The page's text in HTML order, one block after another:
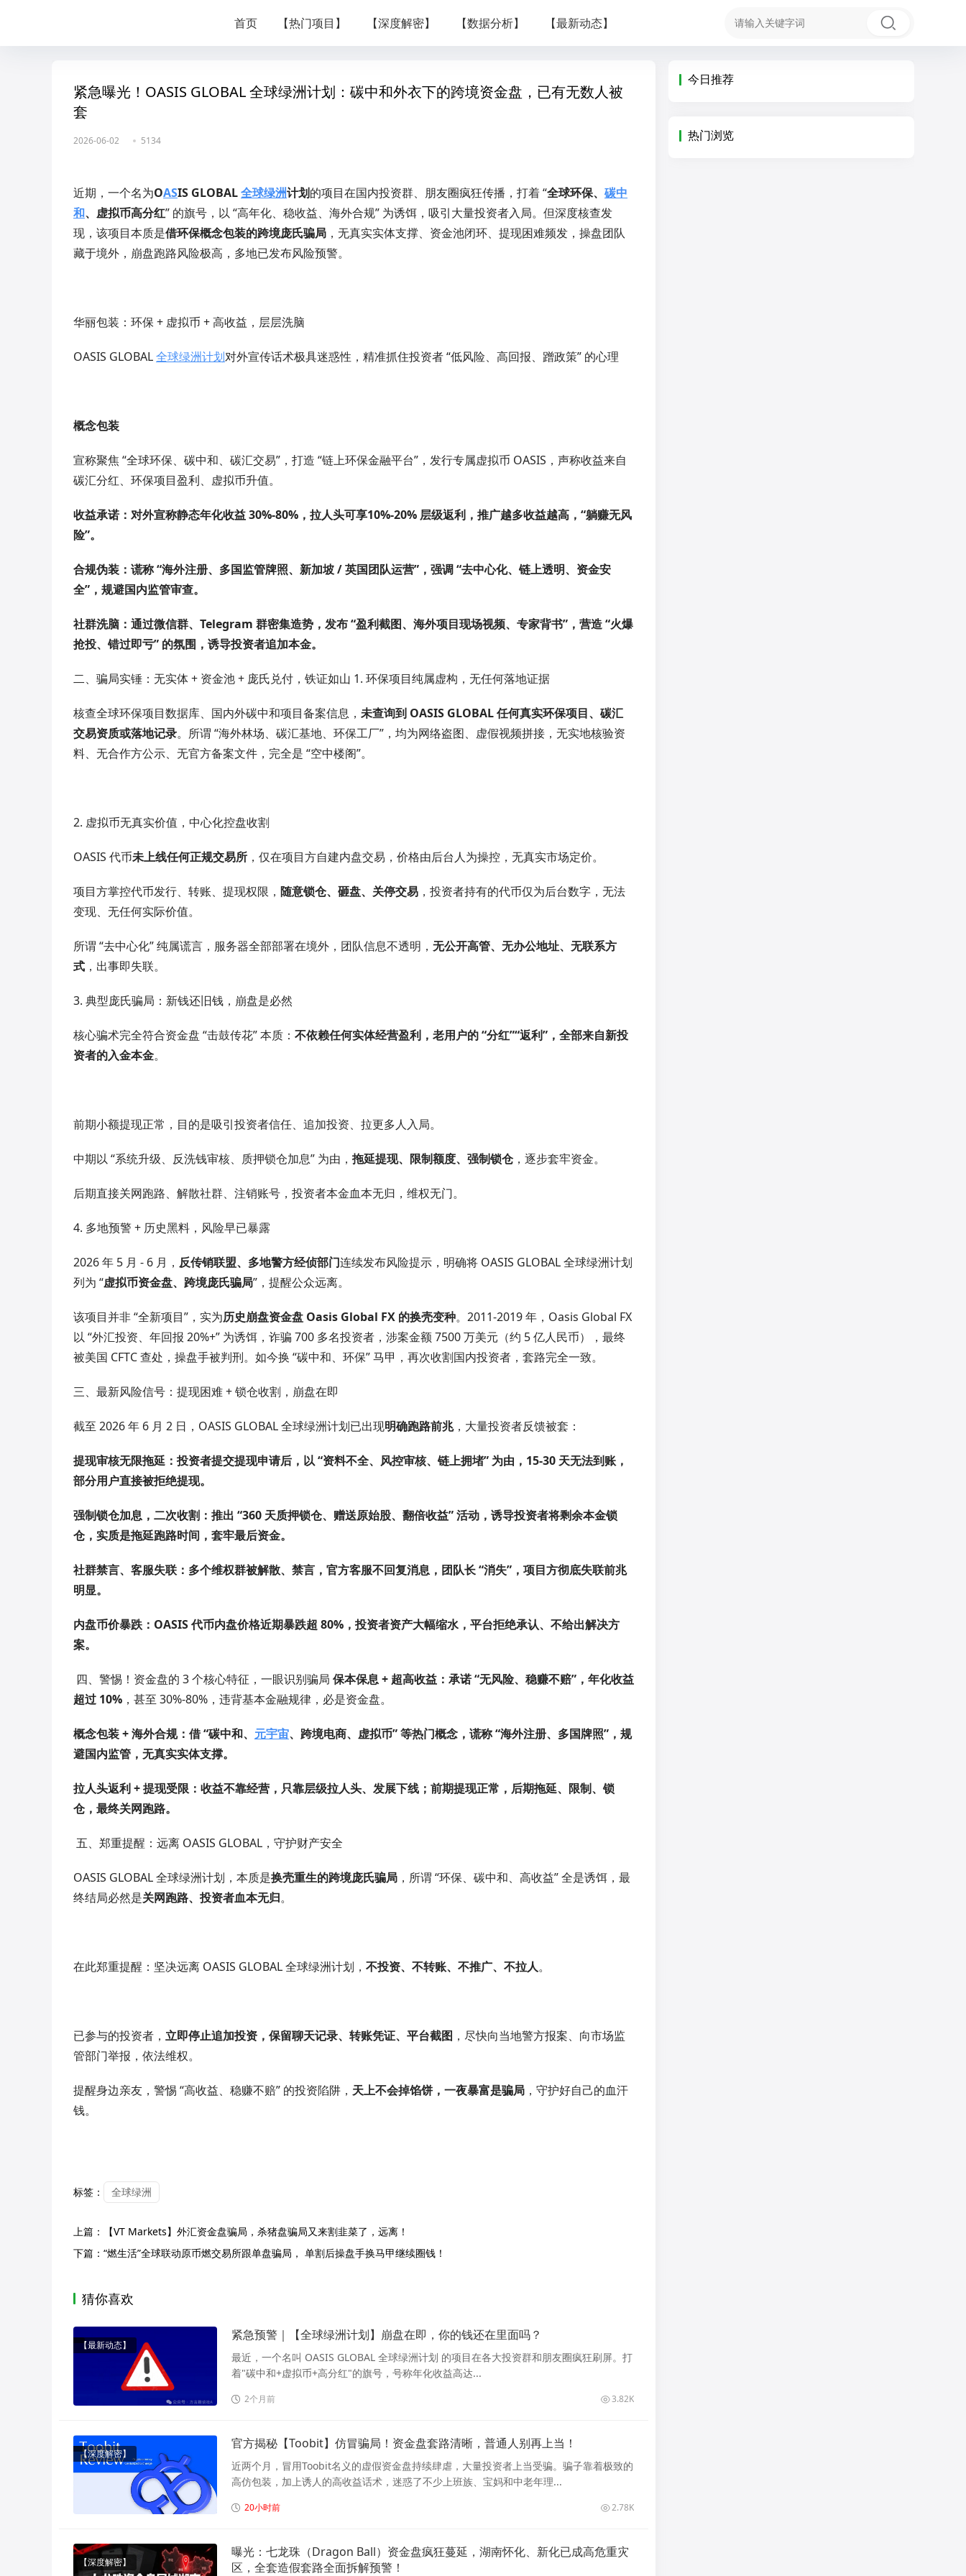
首页 【热门项目】 【深度解密】 【数据分析】 【最新动态】
紧急曝光！OASIS GLOBAL 全球绿洲计划：碳中和外衣下的跨境资金盘，已有无数人被
套
2026-06-02 5134
近期，一个名为OASIS GLOBAL全球绿洲计划的项目在国内投资群、朋友圈疯狂传播，打着 “全球环保、 碳中
和、虚拟币高分红” 的旗号，以 “高年化、稳收益、海外合规” 为诱饵，吸引大量投资者入局。但深度核查发
现，该项目本质是借环保概念包装的跨境庞氏骗局 ，无真实实体支撑、资金池闭环、提现困难频发，操盘团队
藏于境外，崩盘跑路风险极高，多地已发布风险预警。
华丽包装：环保 + 虚拟币 + 高收益，层层洗脑
OASIS GLOBAL全球绿洲计划对外宣传话术极具迷惑性，精准抓住投资者 “低风险、高回报、蹭政策” 的心理
概念包装
宣称聚焦 “全球环保、碳中和、碳汇交易”，打造 “链上环保金融平台”，发行专属虚拟币 OASIS，声称收益来自
碳汇分红、环保项目盈利、虚拟币升值。
收益承诺：对外宣称静态年化收益 30%-80%，拉人头可享10%-20% 层级返利，推广越多收益越高，“躺赚无风
险”。
合规伪装：谎称 “海外注册、多国监管牌照、新加坡 / 英国团队运营”，强调 “去中心化、链上透明、资金安
全”，规避国内监管审查。
社群洗脑：通过微信群、Telegram 群密集造势，发布 “盈利截图、海外项目现场视频、专家背书”，营造 “火爆
抢投、错过即亏” 的氛围，诱导投资者追加本金。
二、骗局实锤：无实体 + 资金池 + 庞氏兑付，铁证如山 1. 环保项目纯属虚构，无任何落地证据
核查全球环保项目数据库、国内外碳中和项目备案信息， 未查询到 OASIS GLOBAL 任何真实环保项目、碳汇
交易资质或落地记录。所谓 “海外林场、碳汇基地、环保工厂”，均为网络盗图、虚假视频拼接，无实地核验资
料、无合作方公示、无官方备案文件，完全是 “空中楼阁”。
2. 虚拟币无真实价值，中心化控盘收割
OASIS 代币未上线任何正规交易所 ，仅在项目方自建内盘交易，价格由后台人为操控，无真实市场定价。
项目方掌控代币发行、转账、提现权限， 随意锁仓、砸盘、关停交易 ，投资者持有的代币仅为后台数字，无法
变现、无任何实际价值。
所谓 “去中心化” 纯属谎言，服务器全部部署在境外，团队信息不透明， 无公开高管、无办公地址、无联系方
式 ，出事即失联。
3. 典型庞氏骗局：新钱还旧钱，崩盘是必然
核心骗术完全符合资金盘 “击鼓传花” 本质： 不依赖任何实体经营盈利，老用户的 “分红”“返利”，全部来自新投
资者的入金本金。
前期小额提现正常，目的是吸引投资者信任、追加投资、拉更多人入局。
中期以 “系统升级、反洗钱审核、质押锁仓加息” 为由， 拖延提现、限制额度、强制锁仓 ，逐步套牢资金。
后期直接关网跑路、解散社群、注销账号，投资者本金血本无归，维权无门。
4. 多地预警 + 历史黑料，风险早已暴露
2026 年 5 月 - 6 月， 反传销联盟、多地警方经侦部门连续发布风险提示，明确将 OASIS GLOBAL 全球绿洲计划
列为 “虚拟币资金盘、跨境庞氏骗局”，提醒公众远离。
该项目并非 “全新项目”，实为历史崩盘资金盘 Oasis Global FX 的换壳变种。2011-2019 年，Oasis Global FX
以 “外汇投资、年回报 20%+” 为诱饵，诈骗 700 多名投资者，涉案金额 7500 万美元（约 5 亿人民币），最终
被美国 CFTC 查处，操盘手被判刑。如今换 “碳中和、环保” 马甲，再次收割国内投资者，套路完全一致。
三、最新风险信号：提现困难 + 锁仓收割，崩盘在即
截至 2026 年 6 月 2 日，OASIS GLOBAL 全球绿洲计划已出现明确跑路前兆，大量投资者反馈被套：
提现审核无限拖延：投资者提交提现申请后，以 “资料不全、风控审核、链上拥堵” 为由， 15-30 天无法到账 ，
部分用户直接被拒绝提现。
强制锁仓加息，二次收割：推出 “360 天质押锁仓、赠送原始股、翻倍收益” 活动，诱导投资者将剩余本金锁
仓， 实质是拖延跑路时间，套牢最后资金。
社群禁言、客服失联：多个维权群被解散、禁言，官方客服不回复消息，团队长 “消失”， 项目方彻底失联前兆
明显。
内盘币价暴跌：OASIS 代币内盘价格近期暴跌超 80% ，投资者资产大幅缩水，平台拒绝承认、不给出解决方
案。
四、警惕！资金盘的 3 个核心特征，一眼识别骗局 保本保息 + 超高收益：承诺 “无风险、稳赚不赔”，年化收益
超过 10% ，甚至 30%-80%，违背基本金融规律，必是资金盘。
概念包装 + 海外合规：借 “碳中和、 元宇宙、跨境电商、虚拟币” 等热门概念，谎称 “海外注册、多国牌照”，规
避国内监管， 无真实实体支撑。
拉人头返利 + 提现受限：收益不靠经营，只靠层级拉人头、发展下线 ；前期提现正常，后期拖延、限制、锁
仓 ，最终关网跑路。
五、郑重提醒：远离 OASIS GLOBAL，守护财产安全
OASIS GLOBAL 全球绿洲计划，本质是换壳重生的跨境庞氏骗局 ，所谓 “环保、碳中和、高收益” 全是诱饵，最
终结局必然是关网跑路、投资者血本无归。
在此郑重提醒：坚决远离 OASIS GLOBAL 全球绿洲计划， 不投资、不转账、不推广、不拉人。
已参与的投资者， 立即停止追加投资，保留聊天记录、转账凭证、平台截图 ，尽快向当地警方报案、向市场监
管部门举报，依法维权。
提醒身边亲友，警惕 “高收益、稳赚不赔” 的投资陷阱， 天上不会掉馅饼，一夜暴富是骗局 ，守护好自己的血汗
钱。
标签： 全球绿洲
上篇：
【VT Markets】外汇资金盘骗局，杀猪盘骗局又来割韭菜了，远离！
下篇： “燃生活”全球联动原币燃交易所跟单盘骗局， 单割后操盘手换马甲继续圈钱！
猜你喜欢
【最新动态】
紧急预警｜【全球绿洲计划】崩盘在即，你的钱还在里面吗？
最近，一个名叫 OASIS GLOBAL 全球绿洲计划 的项目在各大投资群和朋友圈疯狂刷屏。打
着"碳中和+虚拟币+高分红"的旗号，号称年化收益高达...
2个月前 3.82K
【深度解密】
官方揭秘【Toobit】仿冒骗局！资金盘套路清晰，普通人别再上当！
近两个月，冒用Toobit名义的虚假资金盘持续肆虐，大量投资者上当受骗。骗子靠着极致的
高仿包装，加上诱人的高收益话术，迷惑了不少上班族、宝妈和中老年理...
20小时前 2.78K
【深度解密】
曝光：七龙珠（Dragon Ball）资金盘疯狂蔓延，湖南怀化、新化已成高危重灾
区，全套造假套路全面拆解预警！
今日推荐
热门浏览